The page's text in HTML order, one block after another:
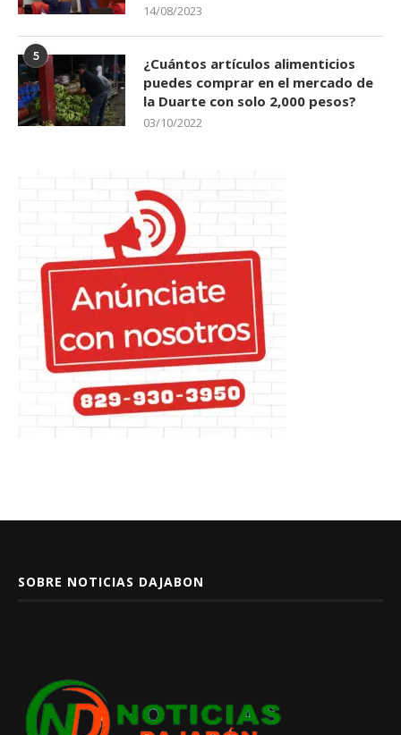
14/08/2023
5
¿Cuántos artículos alimenticios
puedes comprar en el mercado de
la Duarte con solo 2,000 pesos?
03/10/2022
SOBRE NOTICIAS DAJABON